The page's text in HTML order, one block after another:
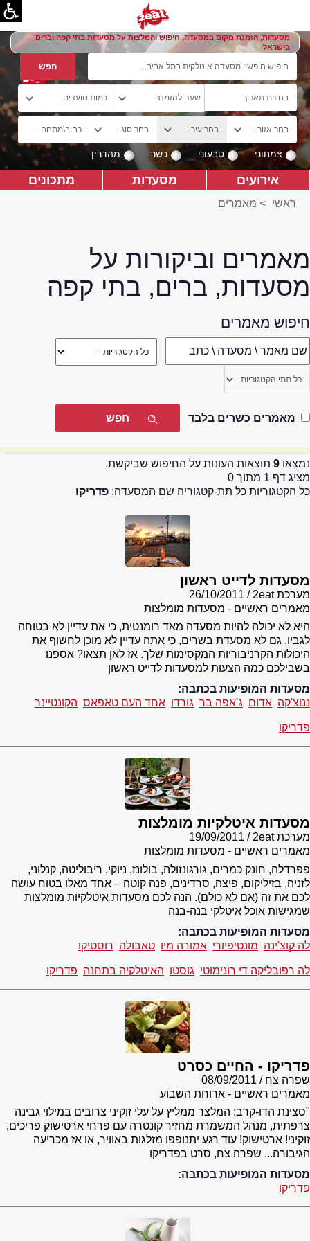
מסעדות, הזמנת מקום במסעדה, חיפוש והמלצות על מסעדות בתי קפה וברים
בישראל
צמחוני טבעוני כשר מהדרין
אירועים מסעדות מתכונים
ראשי > מאמרים
מאמרים וביקורות על
מסעדות, ברים, בתי קפה
חיפוש מאמרים
מאמרים כשרים בלבד
נמצאו 9 תוצאות העונות על החיפוש שביקשת.
מציג דף 1 מתוך 0
כל הקטגוריות כל תת-קטגוריה שם המסעדה: פדריקו
מסעדות לדייט ראשון
מערכת 2eat
26/10/2011
מאמרים ראשיים - מסעדות מומלצות
היא לא יכולה להיות מסעדה מאד רומנטית, כי את עדיין לא בטוחה
לגביו. גם לא מסעדת בשרים, כי אתה עדיין לא מוכן לחשוף את
היכולות הקרניבוריות המקסימות שלך. אז לאן תצאו? אספנו
בשבילכם כמה הצעות למסעדות לדייט ראשון
מסעדות המופיעות בכתבה:
ננוצ'קה אדום ג'אפה בר גורדו אחד העם טאפאס הקונטיינר
פדריקו
מסעדות איטלקיות מומלצות
מערכת 2eat
19/09/2011
מאמרים ראשיים - מסעדות מומלצות
פפרדלה, חונק כמרים, גורגונזולה, בולונז, ניוקי, ריבוליטה, קנלוני,
לזניה, בזיליקום, פיצה, סרדינים, פנה קוטה – אחד מאלו בטוח עושה
לכם את זה (אם לא כולם). הנה לכם מסעדות איטלקיות מומלצות
שמגישות אוכל איטלקי בנה-בנה
מסעדות המופיעות בכתבה:
לה קוצ'ינה מונטיפיורי אמורה מיו טאבולה רוסטיקו
לה רפובליקה די רונימוטי גוסטו האיטלקיה בתחנה פדריקו
פדריקו - החיים כסרט
שפרה צח
08/09/2011
מאמרים ראשיים - ארוחת השבוע
"סצינת הדו-קרב: המלצר ממליץ על עלי זוקיני צרובים במילוי גבינה
צרפתית, מנהל המשמרת מחזיר קונטרה עם פרחי ארטישוק פריכים,
זוקיני! ארטישוק! עוד רגע יתנופפו מזלגות באוויר, או אז מכריעה
הגיבורה... שפרה צח, סרט בפדריקו
מסעדות המופיעות בכתבה:
פדריקו